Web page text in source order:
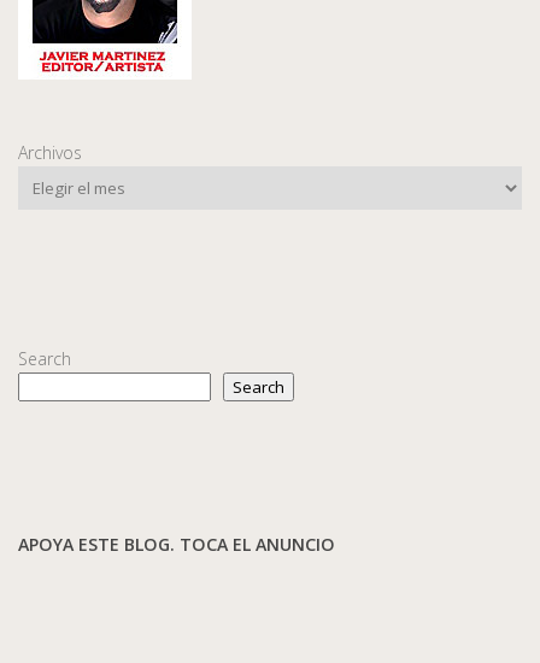
Archivos
Search
Search
APOYA ESTE BLOG. TOCA EL ANUNCIO